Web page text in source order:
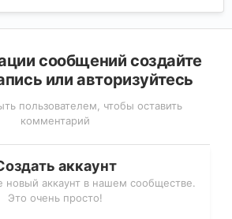
сообщений создайте
или авторизуйтесь
пользователем, чтобы оставить
комментарий
аккаунт
новый аккаунт в нашем сообществе.
Это очень просто!